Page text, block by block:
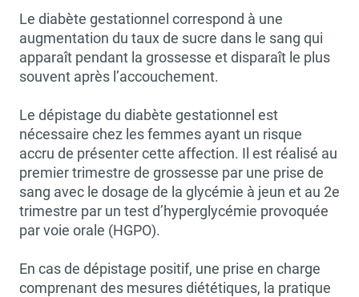
Le diabète gestationnel correspond à une
augmentation du taux de sucre dans le sang qui
apparaît pendant la grossesse et disparaît le plus
souvent après l’accouchement.
Le dépistage du diabète gestationnel est
nécessaire chez les femmes ayant un risque
accru de présenter cette affection. Il est réalisé au
premier trimestre de grossesse par une prise de
sang avec le dosage de la glycémie à jeun et au 2e
trimestre par un test d’hyperglycémie provoquée
par voie orale (HGPO).
En cas de dépistage positif, une prise en charge
comprenant des mesures diététiques, la pratique